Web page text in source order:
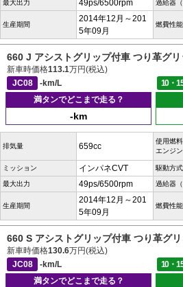
最大出力 49ps/6500rpm 過給器（
生産期間
2014年12月～201
5年09月
燃費性能
660 J アシストグリップ付車 つり革グリ
新車時価格113.1万円(税込)
JC08
-km/L 10・
満タンでどこまで走る？
-km
排気量 659cc
使用燃料
エンジン
ミッション インパネCVT 駆動方式
最大出力 49ps/6500rpm 過給器（
生産期間
2014年12月～201
5年09月
燃費性能
660 S アシストグリップ付車 つり革グ
新車時価格130.6万円(税込)
JC08
-km/L 10・
満タンでどこまで走る？